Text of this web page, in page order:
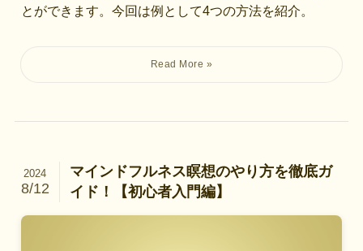
とができます。今回は例として4つの方法を紹介。
マインドフルネス瞑想のやり方を徹底ガ
イド！【初心者入門編】
2024
8/12